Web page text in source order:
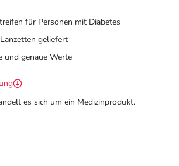
für Personen mit Diabetes
geliefert
und genaue Werte
es sich um ein Medizinprodukt.